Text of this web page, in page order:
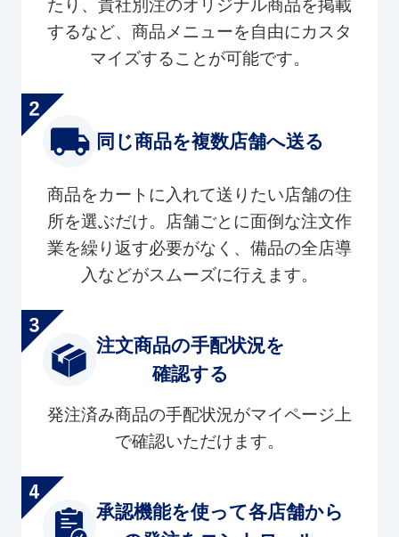
たり、貴社別注のオリジナル商品を掲載
するなど、商品メニューを自由にカスタ
マイズすることが可能です。
同じ商品を複数店舗へ送る
商品をカートに入れて送りたい店舗の住
所を選ぶだけ。店舗ごとに面倒な注文作
業を繰り返す必要がなく、備品の全店導
入などがスムーズに行えます。
注文商品の手配状況を
確認する
発注済み商品の手配状況がマイページ上
で確認いただけます。
承認機能を使って各店舗から